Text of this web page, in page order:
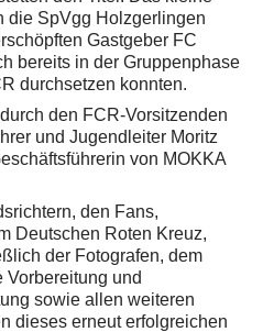
die SpVgg Holzgerlingen
Gastgeber FC
bereits in der Gruppenphase
durchsetzen konnten.
den FCR-Vorsitzenden
und Jugendleiter Moritz
von MOKKA
den Fans,
Deutschen Roten Kreuz,
der Fotografen, dem
Vorbereitung und
sowie allen weiteren
dieses erneut erfolgreichen